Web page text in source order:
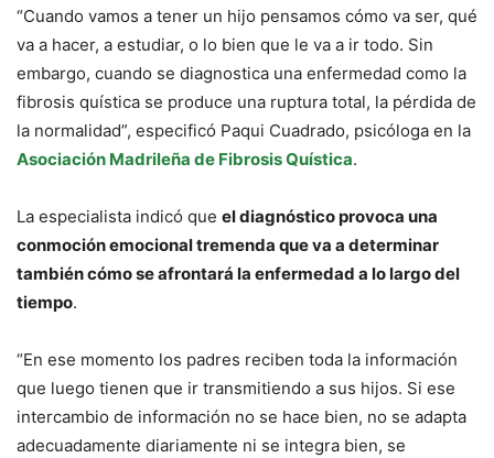
“Cuando vamos a tener un hijo pensamos cómo va ser, qué
va a hacer, a estudiar, o lo bien que le va a ir todo. Sin
embargo, cuando se diagnostica una enfermedad como la
fibrosis quística se produce una ruptura total, la pérdida de
la normalidad”, especificó Paqui Cuadrado, psicóloga en la
Asociación Madrileña de Fibrosis Quística.
La especialista indicó que el diagnóstico provoca una
conmoción emocional tremenda que va a determinar
también cómo se afrontará la enfermedad a lo largo del
tiempo.
“En ese momento los padres reciben toda la información
que luego tienen que ir transmitiendo a sus hijos. Si ese
intercambio de información no se hace bien, no se adapta
adecuadamente diariamente ni se integra bien, se